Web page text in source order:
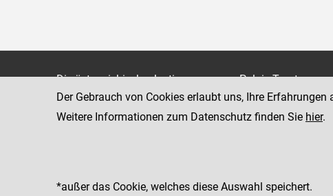
Die österreichische Justiz
Bundesministerium für Justiz
justiz.gv.at
Palais Trautson
Museumstraße 7
1070 Wien
Der Gebrauch von Cookies erlaubt uns, Ihre
Weitere Informationen zum Datenschutz finden Sie hier.
*außer das Cookie, welches diese Auswahl speichert.